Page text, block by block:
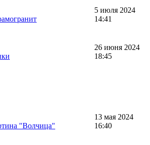
5 июля 2024
14:41
26 июня 2024
18:45
"Волчица"
13 мая 2024
16:40